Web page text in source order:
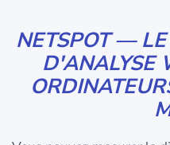
NETSPOT —
D'ANALYSE